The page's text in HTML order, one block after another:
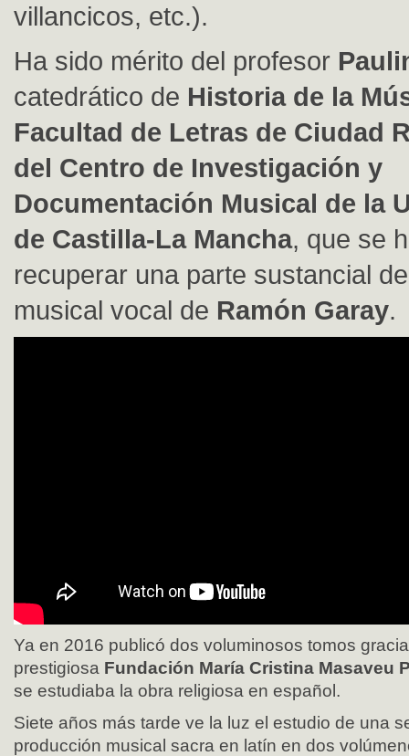
villancicos, etc.).
Ha sido mérito del profesor
catedrático de Historia de la
Facultad de Letras de Ciudad
del Centro de Investigación y
Documentación Musical de la
de Castilla-La Mancha, que se
recuperar una parte sustancial
musical vocal de Ramón Garay.
Ya en 2016 publicó dos voluminosos tomos
prestigiosa Fundación María Cristina Masaveu
se estudiaba la obra religiosa en español.
Siete años más tarde ve la luz el estudio de una
producción musical sacra en latín en dos